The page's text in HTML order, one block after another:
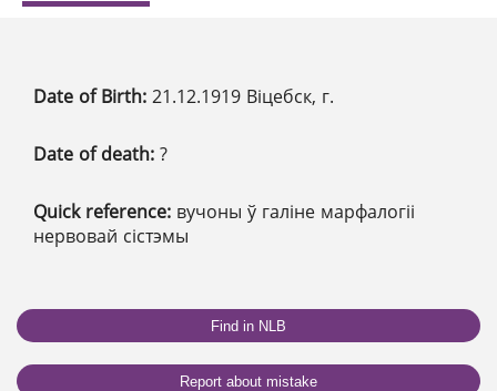
Date of Birth: 21.12.1919 Віцебск, г.
Date of death: ?
Quick reference: вучоны ў галіне марфалогіі
нервовай сістэмы
Find in NLB
Report about mistake